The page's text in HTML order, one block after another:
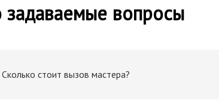
задаваемые вопросы
Сколько стоит вызов мастера?